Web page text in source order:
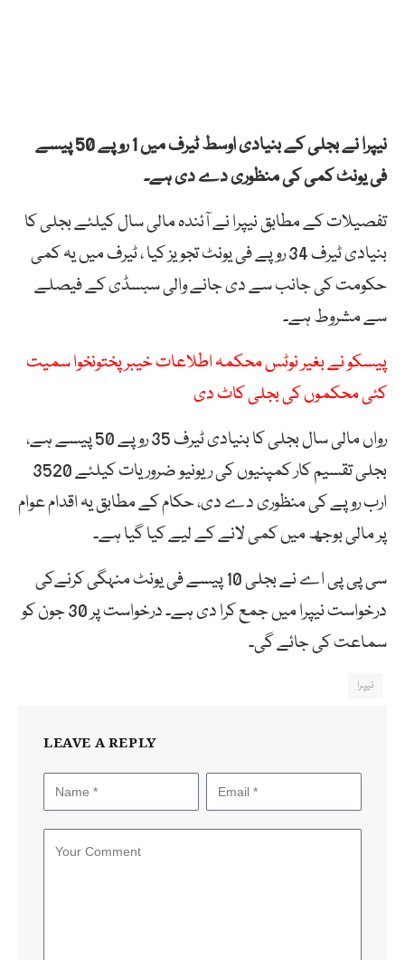
نیپرا نے بجلی کے بنیادی اوسط ٹیرف میں 1 روپے 50 پیسے
فی یونٹ کمی کی منظوری دے دی ہے۔
تفصیلات کے مطابق نیپرا نے آئندہ مالی سال کیلئے بجلی کا
بنیادی ٹیرف 34 روپے فی یونٹ تجویز کیا ، ٹیرف میں یہ کمی
حکومت کی جانب سے دی جانے والی سبسڈی کے فیصلے
سے مشروط ہے۔
پیسکو نے بغیر نوٹس محکمہ اطلاعات خیبرپختونخوا سمیت
کئی محکموں کی بجلی کاٹ دی
رواں مالی سال بجلی کا بنیادی ٹیرف 35 روپے 50 پیسے ہے،
بجلی تقسیم کار کمپنیوں کی ریونیو ضروریات کیلئے 3520
ارب روپے کی منظوری دے دی، حکام کے مطابق یہ اقدام عوام
پر مالی بوجھ میں کمی لانے کے لیے کیا گیا ہے۔
سی پی پی اے نے بجلی 10 پیسے فی یونٹ منہگی کرنےکی
درخواست نیپرا میں جمع کرا دی ہے۔ درخواست پر 30 جون کو
سماعت کی جائے گی۔
نیپرا
LEAVE A REPLY